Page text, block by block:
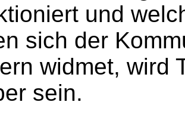
und
sich der
widmet, wird
sein.